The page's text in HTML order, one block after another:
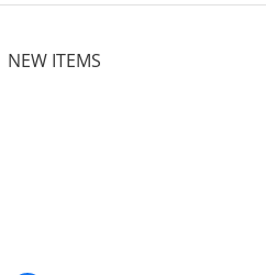
NEW ITEMS